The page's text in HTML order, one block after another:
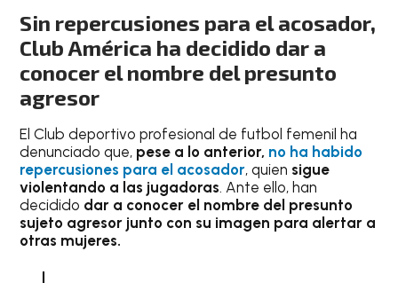
Sin repercusiones para el acosador,
Club América ha decidido dar a
conocer el nombre del presunto
agresor
El Club deportivo profesional de futbol femenil ha
denunciado que, pese a lo anterior, no ha habido
repercusiones para el acosador, quien sigue
violentando a las jugadoras. Ante ello, han
decidido dar a conocer el nombre del presunto
sujeto agresor junto con su imagen para alertar a
otras mujeres.